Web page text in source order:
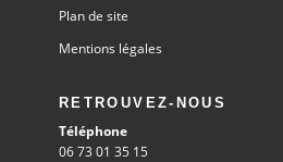
Plan de site
Mentions légales
RETROUVEZ-NOUS
Téléphone
06 73 01 35 15